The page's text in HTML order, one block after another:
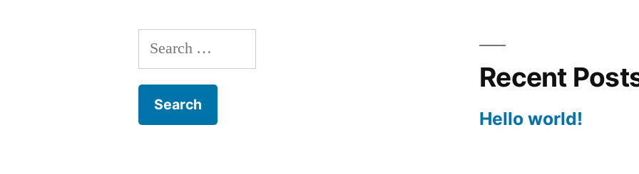
Search
for:
Recent
Hello world!